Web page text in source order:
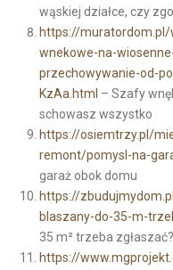
wąskiej działce, czy
https://
wnekowe-na-
przechowywanie-od-
KzAa.html – Szafy
schowasz wszystko
https://osiemtrzy.pl/
remont/pomysl-na-
garaż obok domu
https://
blaszany-do-35-m-
35 m² trzeba zgłaszać?
https://